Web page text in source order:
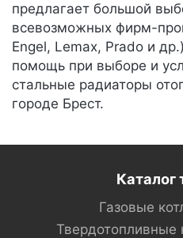
предлагает большой
всевозможных фирм-
Engel, Lemax, Prado и
помощь при выборе и
стальные радиаторы
городе Брест.
Каталог
Газовые
Твердотопливные